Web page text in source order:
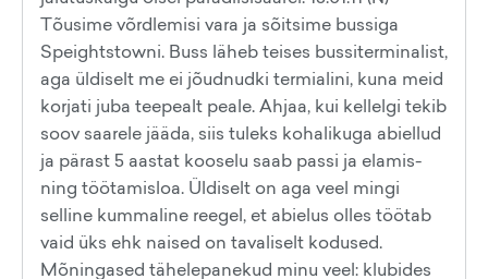
Tõusime võrdlemisi vara ja sõitsime bussiga
Speightstowni. Buss läheb teises bussiterminalist,
aga üldiselt me ei jõudnudki termialini, kuna meid
korjati juba teepealt peale. Ahjaa, kui kellelgi tekib
soov saarele jääda, siis tuleks kohalikuga abiellud
ja pärast 5 aastat kooselu saab passi ja elamis-
ning töötamisloa. Üldiselt on aga veel mingi
selline kummaline reegel, et abielus olles töötab
vaid üks ehk naised on tavaliselt kodused.
Mõningased tähelepanekud minu veel: klubides